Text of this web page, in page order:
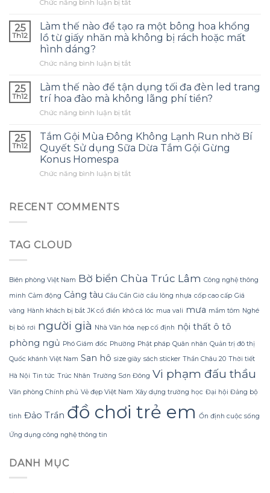
chọn
bảo
quản
phù
và
tránh
những
sai
thường
gặp?
Chức năng bình luận bị tắtở
đã
dùng
tinh
tràm
con
đây
là
tôi
ước
sớm
25
Th12
Làm thế nào để tạo ra một bông hoa khổng
lồ từ giấy nhăn mà không bị rách hoặc mất
hình dáng?
Chức năng bình luận bị tắtở
thế
để
tạo
một
bông
lồ
hình
25
Th12
Làm thế nào để tận dụng tối đa đèn led trang
trí hoa đào mà không lãng phí tiền?
Chức năng bình luận bị tắtở
thế
nào
để
dụng
không
phí
tiền?
25
Th12
Tắm Gội Mùa Đông Không Lạnh Run nhờ Bí
Quyết Sử dụng Sữa Dừa Tắm Gội Gừng
Konus Homespa
Chức năng bình luận bị tắtở
Quyết
dụng
Sữa
Tắm
Gừng
Konus
RECENT COMMENTS
TAG CLOUD
Biên phòng Việt Nam Bờ biển Chùa Trúc Lâm Công nghệ thông
minh Cảm động Cảng tàu Cầu Cần Giờ cầu lông nhựa cốp cao cấp Giá
vàng Hành khách bị bắt JK cổ điển khô cá lóc mua vali mưa mắm tôm Nghé
bị bỏ rơi người già Nhà Văn hóa nẹp cố định nội thất ô tô
phòng ngủ Phó Giám đốc Phường Phật pháp Quân nhân Quản trị đô thị
Quốc khánh Việt Nam San hô size giày sách sticker Thần Châu 20 Thời tiết
Hà Nội Tin tức Trúc Nhân Trường Sơn Đông Vi phạm đấu thầu
Văn phòng Chính phủ Vẻ đẹp Việt Nam Xây dựng trường học Đại hội Đảng bộ
tỉnh Đảo Trần đồ chơi trẻ em Ổn định cuộc sống
Ứng dụng công nghệ thông tin
DANH MỤC